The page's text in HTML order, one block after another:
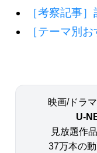
［考察記事
［テーマ別
映画/ドラ
U-
見放題作
37万本の